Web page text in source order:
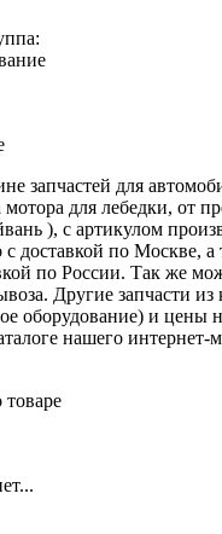
запчастей для
для лебедки, от
), с артикулом
с доставкой по Москве,
по России. Так же
Другие запчасти из
оборудование) и цены
нашего интернет-